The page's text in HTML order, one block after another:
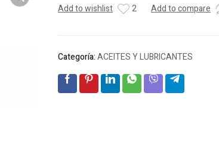
Add to wishlist 2 Add to compare
Categoría:ACEITES Y LUBRICANTES